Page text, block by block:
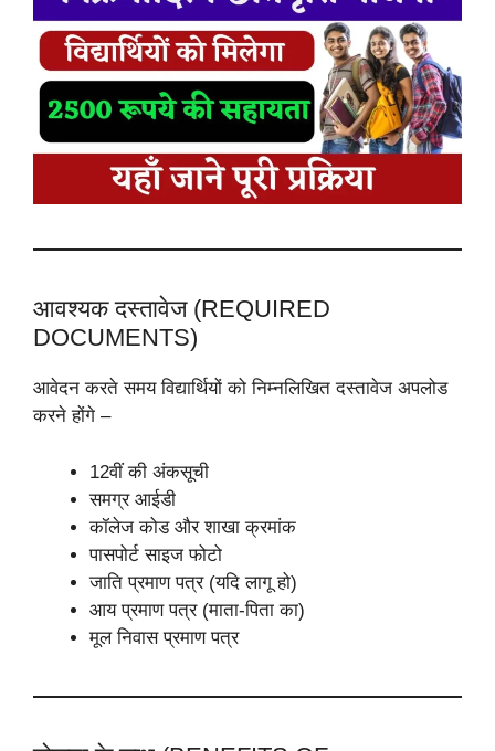
आवश्यक दस्तावेज (REQUIRED
DOCUMENTS)
आवेदन करते समय विद्यार्थियों को निम्नलिखित दस्तावेज अपलोड
करने होंगे –
12वीं की अंकसूची
समग्र आईडी
कॉलेज कोड और शाखा क्रमांक
पासपोर्ट साइज फोटो
जाति प्रमाण पत्र (यदि लागू हो)
आय प्रमाण पत्र (माता-पिता का)
मूल निवास प्रमाण पत्र